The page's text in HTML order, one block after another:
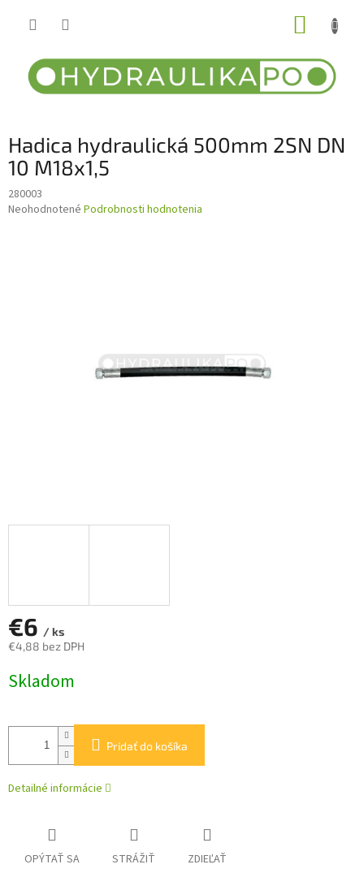
Hadica hydraulická 500mm 2SN DN
10 M18x1,5
280003
Priemerné
Neohodnotené Podrobnosti hodnotenia
€6 / ks
€4,88 bez DPH
cena:
Skladom
Pridať do košíka
Detailné informácie
OPÝTAŤ SA STRÁŽIŤ ZDIEĽAŤ